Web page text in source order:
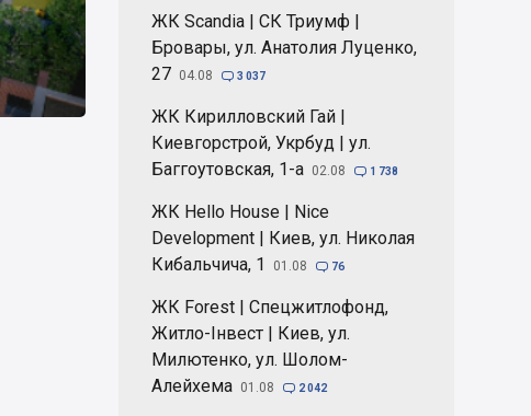
ЖК Scandia | СК Триумф |
Бровары, ул. Анатолия Луценко,
27 04.08  3 037
ЖК Кирилловский Гай |
Киевгорстрой, Укрбуд | ул.
Баггоутовская, 1-а 02.08  1 738
ЖК Hello House | Nice
Development | Киев, ул. Николая
Кибальчича, 1
01.08  76
ЖК Forest | Спецжитлофонд,
Житло-Інвест | Киев, ул.
Милютенко, ул. Шолом-
Алейхема 01.08  2 042